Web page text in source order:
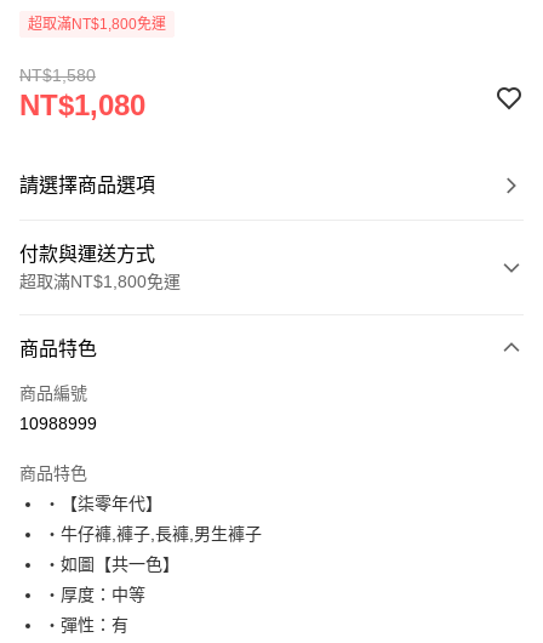
超取滿NT$1,800免運
NT$1,580
NT$1,080
請選擇商品選項
付款與運送方式
超取滿NT$1,800免運
信用卡一次付款
超商取貨付款
Apple Pay
街口支付
悠遊付
Google Pay
商品特色
商品編號
10988999
商品特色
‧【柒零年代】
‧牛仔褲,褲子,長褲,男生褲子
‧如圖【共一色】
‧厚度：中等
‧彈性：有